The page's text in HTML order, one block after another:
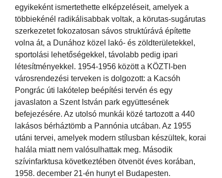
egyikeként ismertethette elképzeléseit, amelyek a
többiekénél radikálisabbak voltak, a körutas-sugárutas
szerkezetet fokozatosan sávos struktúrává építette
volna át, a Dunához közel lakó- és zöldterületekkel,
sportolási lehetőségekkel, távolabb pedig ipari
létesítményekkel. 1954-1956 között a KÖZTI-ben
városrendezési terveken is dolgozott: a Kacsóh
Pongrác úti lakótelep beépítési tervén és egy
javaslaton a Szent István park együttesének
befejezésére. Az utolsó munkái közé tartozott a 440
lakásos bérháztömb a Pannónia utcában. Az 1955
utáni tervei, amelyek modern stílusban készültek, korai
halála miatt nem valósulhattak meg. Második
szívinfarktusa következtében ötvenöt éves korában,
1958. december 21-én hunyt el Budapesten.